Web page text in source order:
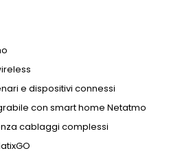
e dispositivi connessi
con smart home Netatmo
cablaggi complessi